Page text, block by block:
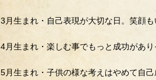
3月生まれ・自己表現が大切な日。笑顔も
4月生まれ・楽しむ事でもっと成功があり
5月生まれ・子供の様な考えはやめて自己